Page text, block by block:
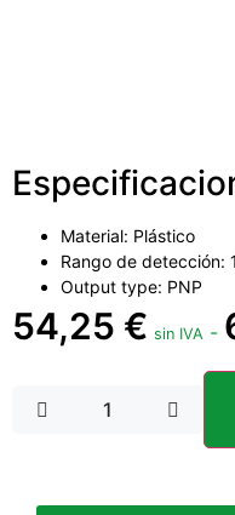
Material: Plástico
Rango de detección:
Output type: PNP
54,25 € sin IVA -